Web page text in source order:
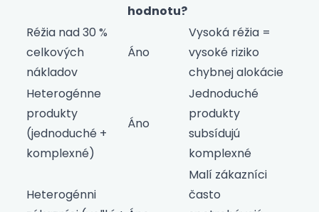
hodnotu?
Réžia nad 30 %
celkových
nákladov
Áno
Vysoká réžia =
vysoké riziko
chybnej alokácie
Heterogénne
produkty
(jednoduché +
komplexné)
Áno
Jednoduché
produkty
subsídujú
komplexné
Heterogénni
Malí zákazníci
často